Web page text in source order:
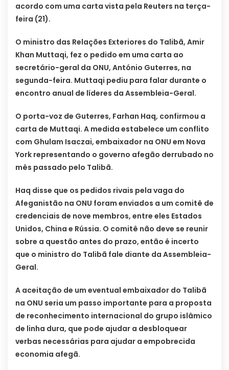
acordo com uma carta vista pela Reuters na terça-
feira (21).
O ministro das Relações Exteriores do Talibã, Amir
Khan Muttaqi, fez o pedido em uma carta ao
secretário-geral da ONU, António Guterres, na
segunda-feira. Muttaqi pediu para falar durante o
encontro anual de líderes da Assembleia-Geral.
O porta-voz de Guterres, Farhan Haq, confirmou a
carta de Muttaqi. A medida estabelece um conflito
com Ghulam Isaczai, embaixador na ONU em Nova
York representando o governo afegão derrubado no
mês passado pelo Talibã.
Haq disse que os pedidos rivais pela vaga do
Afeganistão na ONU foram enviados a um comitê de
credenciais de nove membros, entre eles Estados
Unidos, China e Rússia. O comitê não deve se reunir
sobre a questão antes do prazo, então é incerto
que o ministro do Talibã fale diante da Assembleia-
Geral.
A aceitação de um eventual embaixador do Talibã
na ONU seria um passo importante para a proposta
de reconhecimento internacional do grupo islâmico
de linha dura, que pode ajudar a desbloquear
verbas necessárias para ajudar a empobrecida
economia afegã.